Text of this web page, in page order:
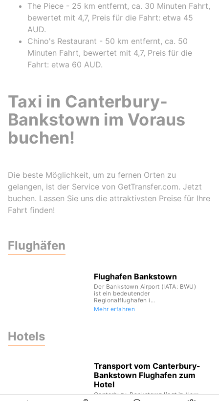
The Piece - 25 km entfernt, ca. 30 Minuten Fahrt,
bewertet mit 4,7, Preis für die Fahrt: etwa 45
AUD.
Chino's Restaurant - 50 km entfernt, ca. 50
Minuten Fahrt, bewertet mit 4,7, Preis für die
Fahrt: etwa 60 AUD.
Taxi in Canterbury-
Bankstown im Voraus
buchen!
Die beste Möglichkeit, um zu fernen Orten zu
gelangen, ist der Service von GetTransfer.com. Jetzt
buchen. Lassen Sie uns die attraktivsten Preise für Ihre
Fahrt finden!
Flughäfen
Flughafen Bankstown
Der Bankstown Airport (IATA: BWU)
ist ein bedeutender
Regionalflughafen i...
Mehr erfahren
Hotels
Transport vom Canterbury-
Bankstown Flughafen zum
Hotel
Canterbury-Bankstown liegt in New